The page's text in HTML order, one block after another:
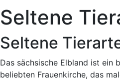
Seltene
Seltene
Das sächsische Elbland ist ein
beliebten Frauenkirche, das